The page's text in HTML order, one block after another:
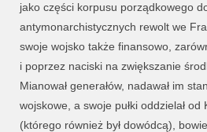
jako części korpusu porządkowego
antymonarchistycznych rewolt we
swoje wojsko także finansowo,
i poprzez naciski na zwiększanie
Mianował generałów, nadawał im
wojskowe, a swoje pułki oddzielał
(którego również był dowódcą),